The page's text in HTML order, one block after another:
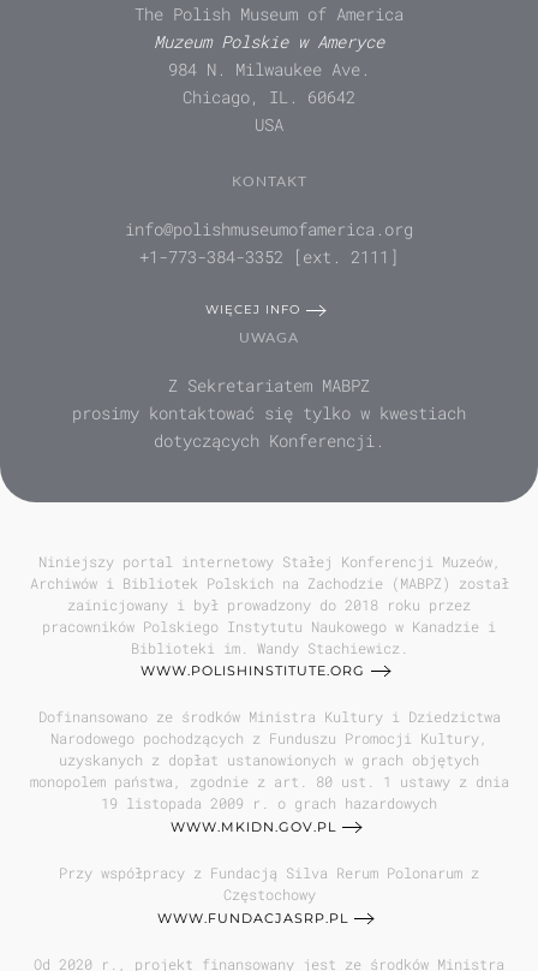
The Polish Museum of America
Muzeum Polskie w Ameryce
984 N. Milwaukee Ave.
Chicago, IL. 60642
USA
KONTAKT
info@polishmuseumofamerica.org
+1-773-384-3352 [ext. 2111]
WIĘCEJ INFO
UWAGA
Z Sekretariatem MABPZ
prosimy kontaktować się tylko w kwestiach
dotyczących Konferencji.
Niniejszy portal internetowy Stałej Konferencji Muzeów,
Archiwów i Bibliotek Polskich na Zachodzie (MABPZ) został
zainicjowany i był prowadzony do 2018 roku przez
pracowników Polskiego Instytutu Naukowego w Kanadzie i
Biblioteki im. Wandy Stachiewicz.
WWW.POLISHINSTITUTE.ORG
Dofinansowano ze środków Ministra Kultury i Dziedzictwa
Narodowego pochodzących z Funduszu Promocji Kultury,
uzyskanych z dopłat ustanowionych w grach objętych
monopolem państwa, zgodnie z art. 80 ust. 1 ustawy z dnia
19 listopada 2009 r. o grach hazardowych
WWW.MKIDN.GOV.PL
Przy współpracy z Fundacją Silva Rerum Polonarum z
Częstochowy
WWW.FUNDACJASRP.PL
Od 2020 r., projekt finansowany jest ze środków Ministra